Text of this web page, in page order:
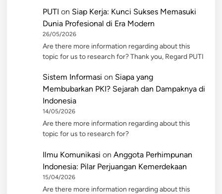
PUTI on Siap Kerja: Kunci Sukses Memasuki
Dunia Profesional di Era Modern
26/05/2026
Are there more information regarding about this
topic for us to research for? Thank you, Regard PUTI
Sistem Informasi on Siapa yang
Membubarkan PKI? Sejarah dan Dampaknya di
Indonesia
14/05/2026
Are there more information regarding about this
topic for us to research for?
Ilmu Komunikasi on Anggota Perhimpunan
Indonesia: Pilar Perjuangan Kemerdekaan
15/04/2026
Are there more information regarding about this